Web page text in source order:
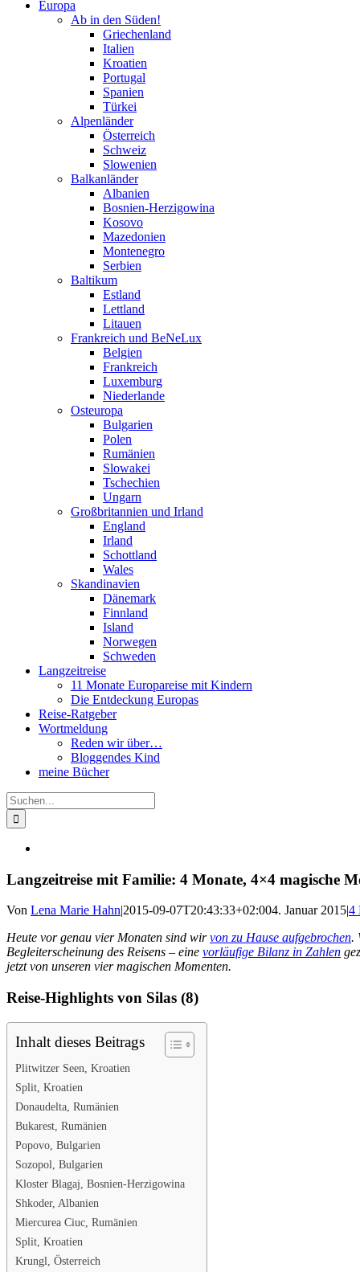
Europa
Ab in den Süden!
Griechenland
Italien
Kroatien
Portugal
Spanien
Türkei
Alpenländer
Österreich
Schweiz
Slowenien
Balkanländer
Albanien
Bosnien-Herzigowina
Kosovo
Mazedonien
Montenegro
Serbien
Baltikum
Estland
Lettland
Litauen
Frankreich und BeNeLux
Belgien
Frankreich
Luxemburg
Niederlande
Osteuropa
Bulgarien
Polen
Rumänien
Slowakei
Tschechien
Ungarn
Großbritannien und Irland
England
Irland
Schottland
Wales
Skandinavien
Dänemark
Finnland
Island
Norwegen
Schweden
Langzeitreise
11 Monate Europareise mit Kindern
Die Entdeckung Europas
Reise-Ratgeber
Wortmeldung
Reden wir über…
Bloggendes Kind
meine Bücher
Suche
nach:
Langzeitreise mit Familie: 4 Monate, 4×4 magische
Von Lena Marie Hahn|2015-09-07T20:43:33+02:004. Januar 2015|4
Heute vor genau vier Monaten sind wirvon zu Hause aufgebrochen.
Begleiterscheinung des Reisens – eine vorläufige Bilanz in Zahlen
jetzt von unseren vier magischen Momenten.
Reise-Highlights von Silas (8)
Inhalt dieses Beitrags
Plitwitzer Seen, Kroatien
Split, Kroatien
Donaudelta, Rumänien
Bukarest, Rumänien
Popovo, Bulgarien
Sozopol, Bulgarien
Kloster Blagaj, Bosnien-Herzigowina
Shkoder, Albanien
Miercurea Ciuc, Rumänien
Split, Kroatien
Krungl, Österreich